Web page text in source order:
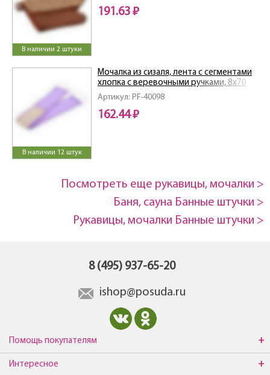
В наличии 2 штуки
191.63 ₽
В наличии 12 штук
Артикул: PF-40098
Мочалка из сизаля, лента с сегментами
хлопка с веревочными ручками, 8х70
см (8х80см с ручками), hard
162.44 ₽
Посмотреть еще рукавицы, мочалки >
Баня, сауна Банные штучки >
Рукавицы, мочалки Банные штучки >
8 (495) 937-65-20
ishop@posuda.ru
Помощь покупателям
Интересное